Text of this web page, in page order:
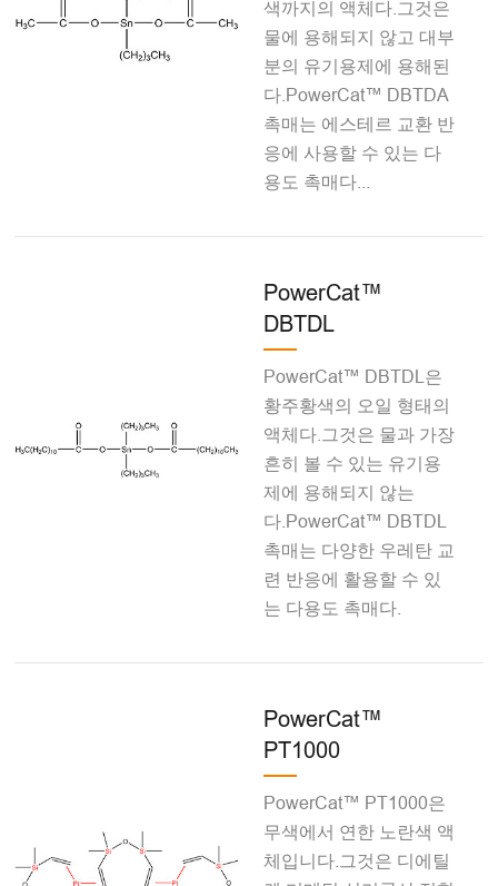
색까지의 액체다.그것은
물에 용해되지 않고 대부
분의 유기용제에 용해된
다.PowerCat™ DBTDA
촉매는 에스테르 교환 반
응에 사용할 수 있는 다
용도 촉매다...
PowerCat™
DBTDL
PowerCat™ DBTDL은
황주황색의 오일 형태의
액체다.그것은 물과 가장
흔히 볼 수 있는 유기용
제에 용해되지 않는
다.PowerCat™ DBTDL
촉매는 다양한 우레탄 교
련 반응에 활용할 수 있
는 다용도 촉매다.
PowerCat™
PT1000
PowerCat™ PT1000은
무색에서 연한 노란색 액
체입니다.그것은 디에틸